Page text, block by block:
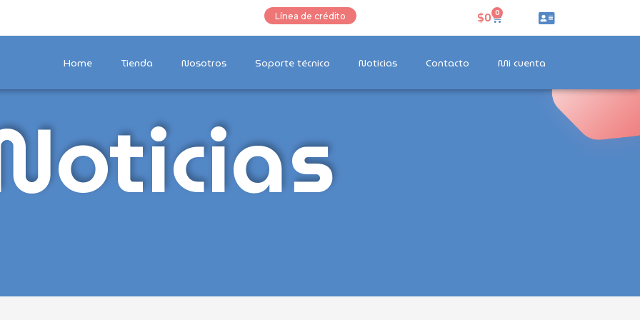
Línea de crédito $0 0 Carrito
Home Tienda Nosotros Soporte técnico Noticias Contacto Mi cuenta